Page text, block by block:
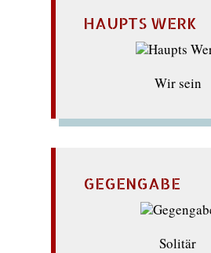
HAUPTS WERK
Wir sein
GEGENGABE
Solitär